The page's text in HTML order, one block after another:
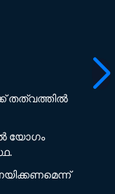
തത്വത്തിൽ
യോഗം